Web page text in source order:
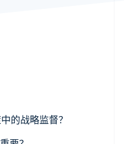
的战略监督？